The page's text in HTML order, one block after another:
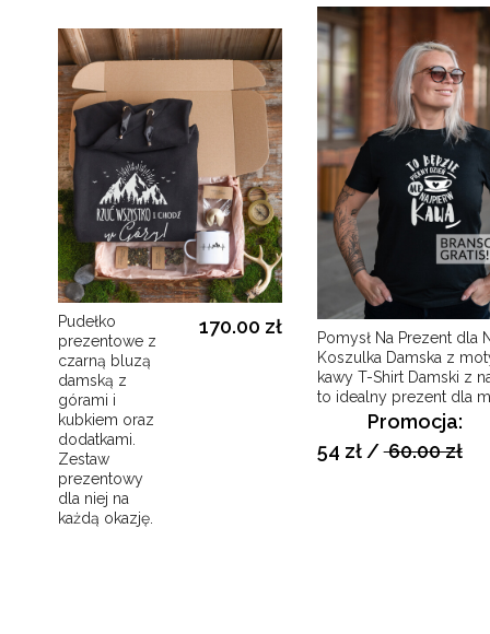
Pudełko
prezentowe z
czarną bluzą
damską z
górami i
kubkiem oraz
dodatkami.
Zestaw
prezentowy
dla niej na
każdą okazję.
170.00 zł
Pomysł Na Prezent dla
Koszulka Damska z motywem
kawy T-Shirt Damski z
to idealny prezent dla
Promocja:
54 zł/60.00 zł